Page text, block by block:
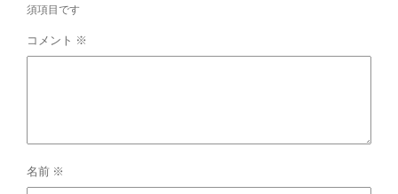
須項目です
コメント ※
名前 ※